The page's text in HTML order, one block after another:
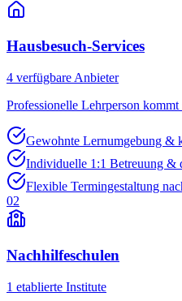
Hausbesuch-Services
4 verfügbare Anbieter
Professionelle Lehrperson
Gewohnte Lernumgebung &
Individuelle 1:1 Betreuung &
Flexible Termingestaltung
02
Nachhilfeschulen
1 etablierte Institute